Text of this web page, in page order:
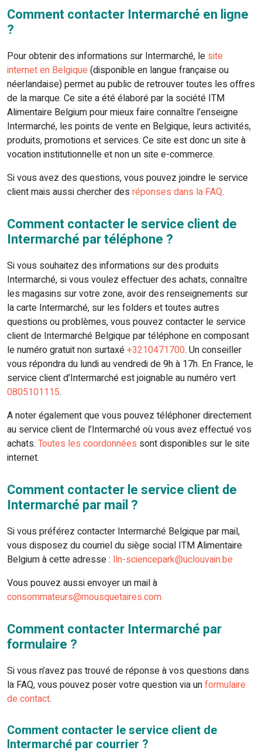
Comment contacter Intermarché en ligne
?
Pour obtenir des informations sur Intermarché, le site
internet en Belgique(disponible en langue française ou
néerlandaise) permet au public de retrouver toutes les offres
de la marque. Ce site a été élaboré par la société ITM
Alimentaire Belgium pour mieux faire connaître l’enseigne
Intermarché, les points de vente en Belgique, leurs activités,
produits, promotions et services. Ce site est donc un site à
vocation institutionnelle et non un site e-commerce.
Si vous avez des questions, vous pouvez joindre le service
client mais aussi chercher des réponses dans la FAQ.
Comment contacter le service client de
Intermarché par téléphone ?
Si vous souhaitez des informations sur des produits
Intermarché, si vous voulez effectuer des achats, connaître
les magasins sur votre zone, avoir des renseignements sur
la carte Intermarché, sur les folders et toutes autres
questions ou problèmes, vous pouvez contacter le service
client de Intermarché Belgique par téléphone en composant
le numéro gratuit non surtaxé+3210471700. Un conseiller
vous répondra du lundi au vendredi de 9h à 17h. En France, le
service client d’Intermarché est joignable au numéro vert
0805101115.
A noter également que vous pouvez téléphoner directement
au service client de l’Intermarché où vous avez effectué vos
achats. Toutes les coordonnées sont disponibles sur le site
internet.
Comment contacter le service client de
Intermarché par mail ?
Si vous préférez contacter Intermarché Belgique par mail,
vous disposez du courriel du siège social ITM Alimentaire
Belgium à cette adresse : lln-sciencepark@uclouvain.be
Vous pouvez aussi envoyer un mail à
consommateurs@mousquetaires.com
Comment contacter Intermarché par
formulaire ?
Si vous n’avez pas trouvé de réponse à vos questions dans
la FAQ, vous pouvez poser votre question via unformulaire
de contact.
Comment contacter le service client de
Intermarché par courrier ?